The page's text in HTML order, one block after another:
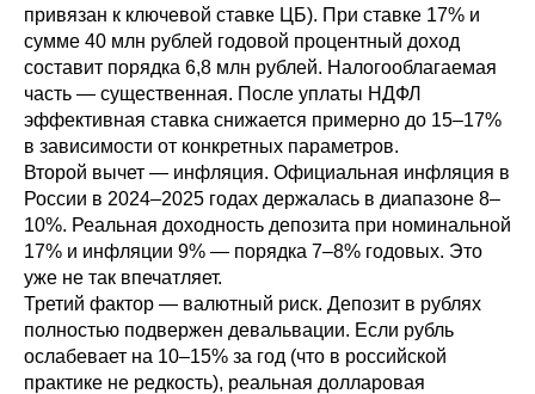
привязан к ключевой ставке ЦБ). При ставке 17% и
сумме 40 млн рублей годовой процентный доход
составит порядка 6,8 млн рублей. Налогооблагаемая
часть — существенная. После уплаты НДФЛ
эффективная ставка снижается примерно до 15–17%
в зависимости от конкретных параметров.
Второй вычет — инфляция. Официальная инфляция в
России в 2024–2025 годах держалась в диапазоне 8–
10%. Реальная доходность депозита при номинальной
17% и инфляции 9% — порядка 7–8% годовых. Это
уже не так впечатляет.
Третий фактор — валютный риск. Депозит в рублях
полностью подвержен девальвации. Если рубль
ослабевает на 10–15% за год (что в российской
практике не редкость), реальная долларовая